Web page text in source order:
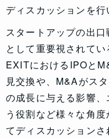
ディスカッションを行
スタートアップの出
として重要視されて
EXITにおけるIPOと
見交換や、M&Aがス
の成長に与える影響
う役割など様々な角
てディスカッションさ